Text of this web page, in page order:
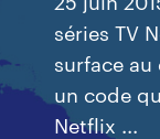
séries TV
surface
un code
Netflix ...